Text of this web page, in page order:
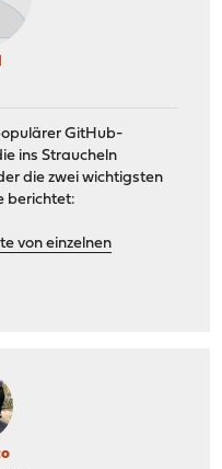
GitHub-
ins Straucheln
die zwei wichtigsten
berichtet:
von einzelnen